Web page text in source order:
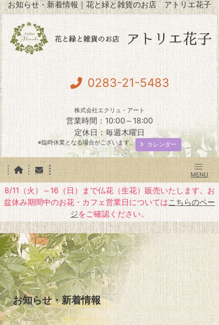
お知らせ・新着情報｜花と緑と雑貨のお店 アトリエ花子
0283-21-5483
株式会社エクリュ・アート
営業時間：10:00～18:00
定休日：毎週木曜日
※臨時休業となる場合がございます。 カレンダー
8/11（火）～16（日）まで仏花（生花）販売いたします。お
盆休み期間中のお花・カフェ営業日についてはこちらのペー
ジをご確認ください。
お知らせ・新着情報